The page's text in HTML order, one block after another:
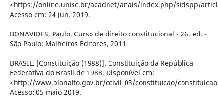
<https://online.unisc.br/acadnet/anais/index.php/sidspp/
Acesso em: 24 jun. 2019.
BONAVIDES, Paulo. Curso de direito constitucional - 26. ed. -
São Paulo: Malheiros Editores, 2011.
BRASIL. [Constituição (1988)]. Constituição da República
Federativa do Brasil de 1988. Disponível em:
<http://www.planalto.gov.br/ccivil_03/constituicao/
Acesso: 05 maio 2019.